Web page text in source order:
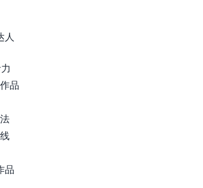
人
品
品